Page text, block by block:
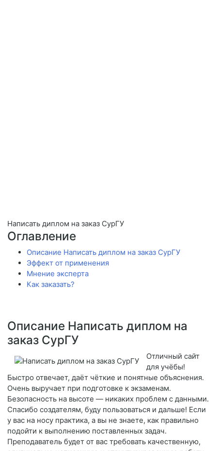
Написать диплом на заказ СурГУ
Оглавление
Описание Написать диплом на заказ СурГУ
Эффект от применения
Мнение эксперта
Как заказать?
Описание Написать диплом на
заказ СурГУ
Отличный сайт
для учёбы!
Быстро отвечает, даёт чёткие и понятные объяснения.
Очень выручает при подготовке к экзаменам.
Безопасность на высоте — никаких проблем с данными.
Спасибо создателям, буду пользоваться и дальше! Если
у вас на носу практика, а вы не знаете, как правильно
подойти к выполнению поставленных задач.
Преподаватель будет от вас требовать качественную,